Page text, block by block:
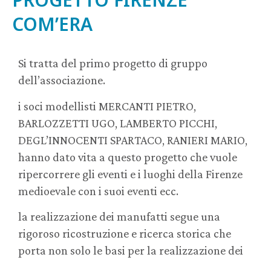
COM’ERA
Si tratta del primo progetto di gruppo
dell’associazione.
i soci modellisti MERCANTI PIETRO,
BARLOZZETTI UGO, LAMBERTO PICCHI,
DEGL’INNOCENTI SPARTACO, RANIERI MARIO,
hanno dato vita a questo progetto che vuole
ripercorrere gli eventi e i luoghi della Firenze
medioevale con i suoi eventi ecc.
la realizzazione dei manufatti segue una
rigoroso ricostruzione e ricerca storica che
porta non solo le basi per la realizzazione dei